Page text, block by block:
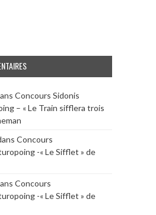
Concours Sidonis
– « Le Train sifflera trois
Concours
-« Le Sifflet » de
Concours
-« Le Sifflet » de